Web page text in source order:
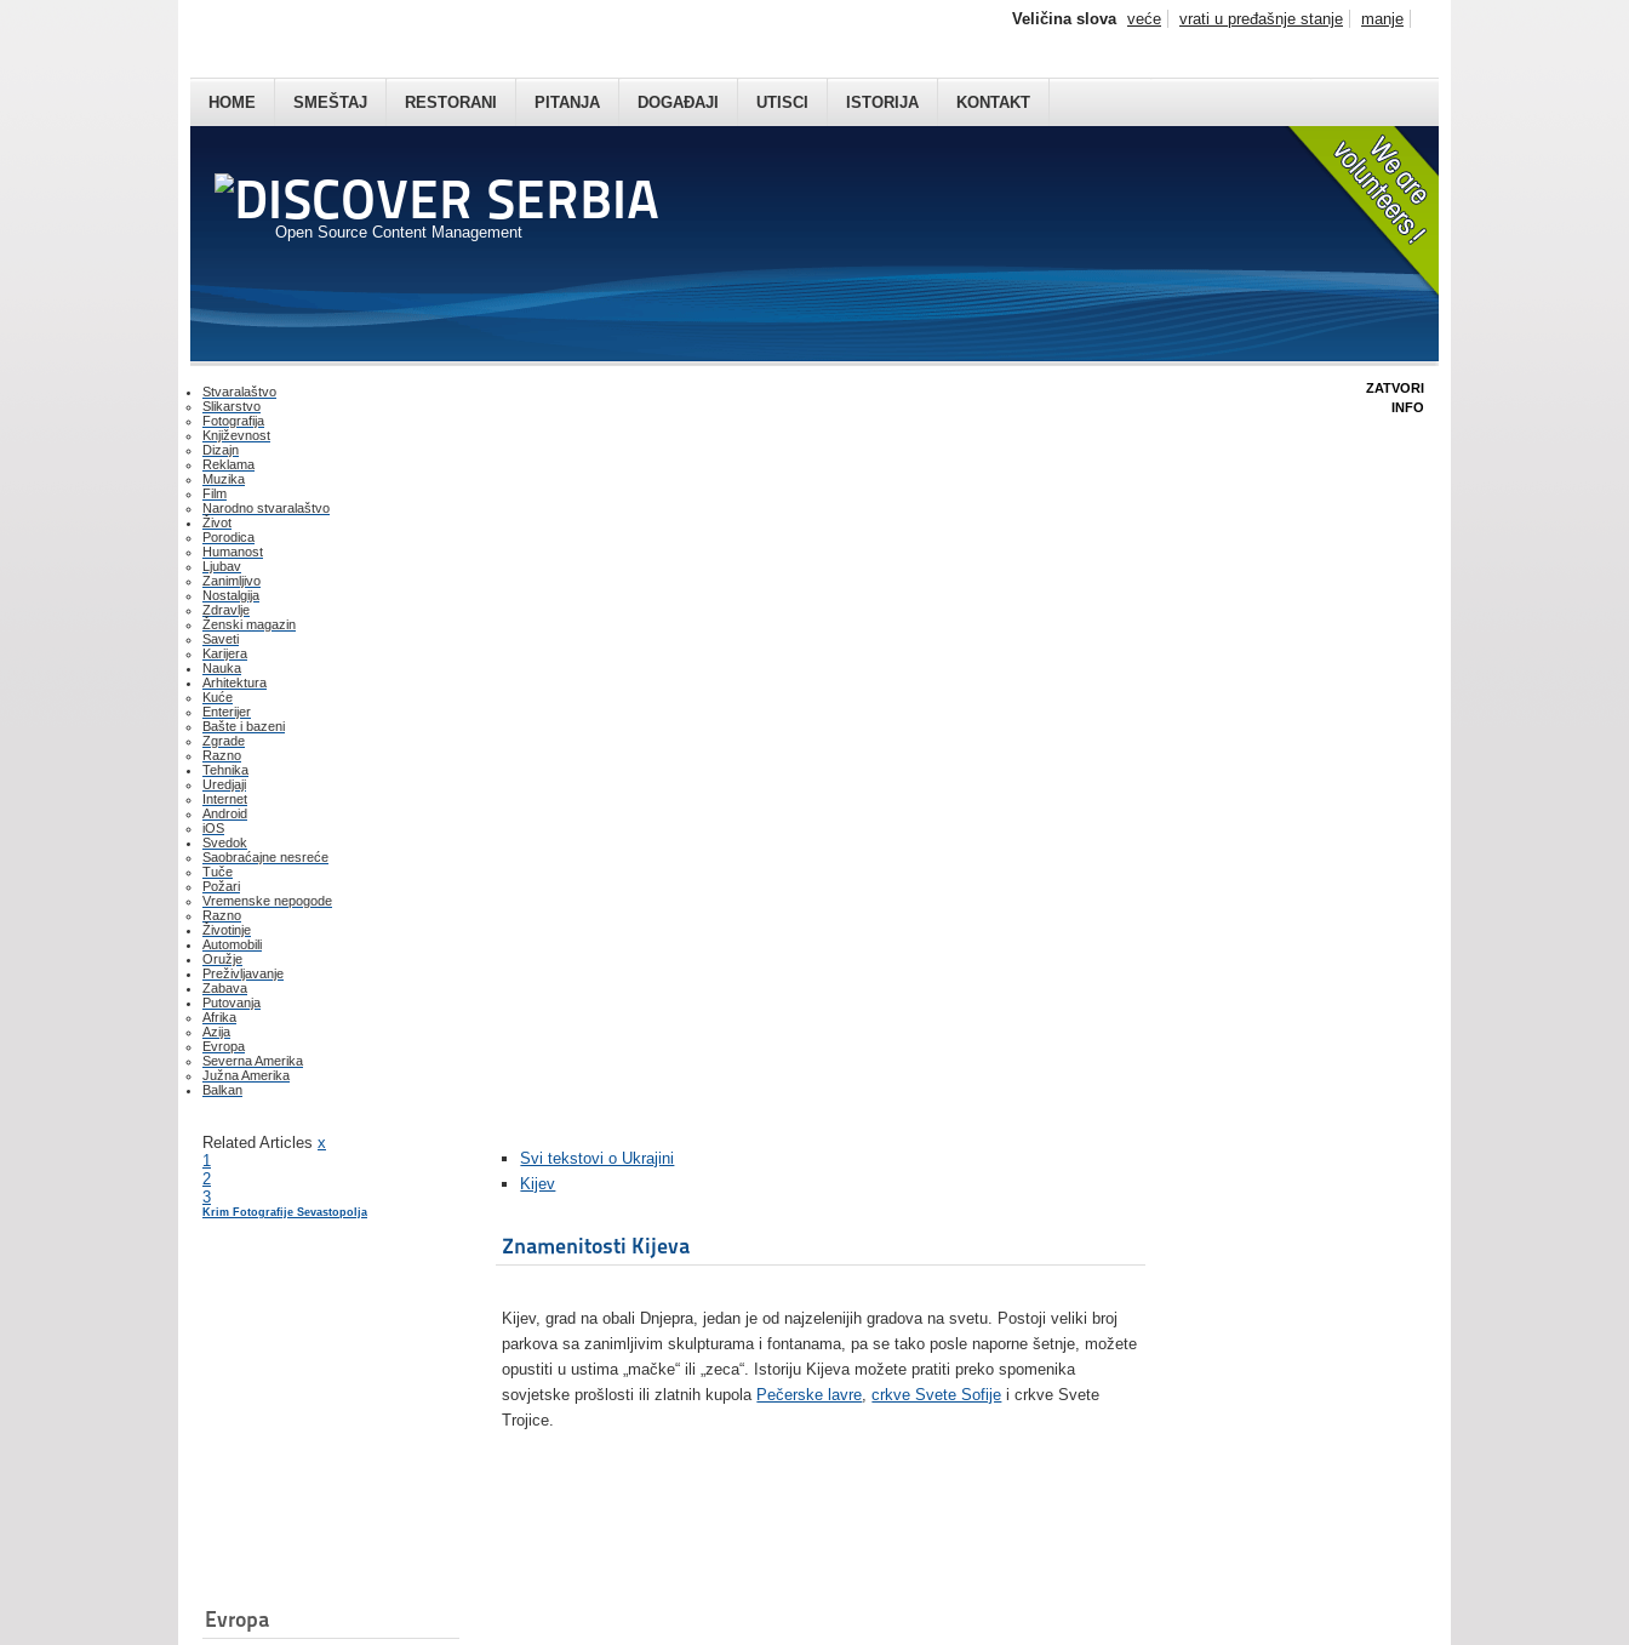
Open Source Content Management
HOME SMEŠTAJ RESTORANI PITANJA DOGAĐAJI UTISCI ISTORIJA KONTAKT
Veličina slova veće vrati u pređašnje stanje manje
Stvaralaštvo
Slikarstvo
Fotografija
Književnost
Dizajn
Reklama
Muzika
Film
Narodno stvaralaštvo
Život
Porodica
Humanost
Ljubav
Zanimljivo
Nostalgija
Zdravlje
Ženski magazin
Saveti
Karijera
Nauka
Arhitektura
Kuće
Enterijer
Bašte i bazeni
Zgrade
Razno
Tehnika
Uredjaji
Internet
Android
iOS
Svedok
Saobraćajne nesreće
Tuče
Požari
Vremenske nepogode
Razno
Životinje
Automobili
Oružje
Preživljavanje
Zabava
Putovanja
Afrika
Azija
Evropa
Severna Amerika
Južna Amerika
Balkan
Related Articles x
1
2
3
Krim Fotografije Sevastopolja
Evropa
Svi tekstovi o Ukrajini
Kijev
Znamenitosti Kijeva
Kijev, grad na obali Dnjepra, jedan je od najzelenijih gradova na svetu. Postoji veliki broj
parkova sa zanimljivim skulpturama i fontanama, pa se tako posle naporne šetnje, možete
opustiti u ustima „mačke“ ili „zeca“. Istoriju Kijeva možete pratiti preko spomenika
sovjetske prošlosti ili zlatnih kupola Pečerske lavre,crkve Svete Sofije i crkve Svete
Trojice.
ZATVORI
INFO